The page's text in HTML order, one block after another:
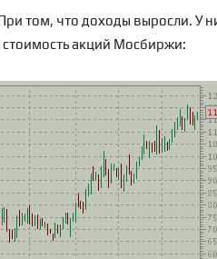
том, что доходы выросли. У
стоимость акций Мосбиржи: